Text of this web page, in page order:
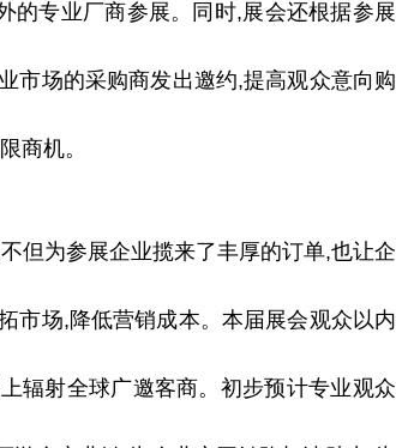
的专业厂商参展。同时,展会还根据参展
市场的采购商发出邀约,提高观众意向购
商机。
但为参展企业揽来了丰厚的订单,也让企
市场,降低营销成本。本届展会观众以内
辐射全球广邀客商。初步预计专业观众